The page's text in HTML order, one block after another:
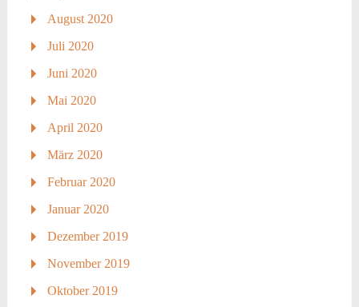
August 2020
Juli 2020
Juni 2020
Mai 2020
April 2020
März 2020
Februar 2020
Januar 2020
Dezember 2019
November 2019
Oktober 2019